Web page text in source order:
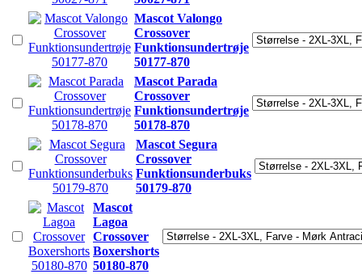
Mascot Valongo
Crossover
Funktionsundertrøje
50177-870
Mascot Parada
Crossover
Funktionsundertrøje
50178-870
Mascot Segura
Crossover
Funktionsunderbuks
50179-870
Mascot
Lagoa
Crossover
Boxershorts
50180-870